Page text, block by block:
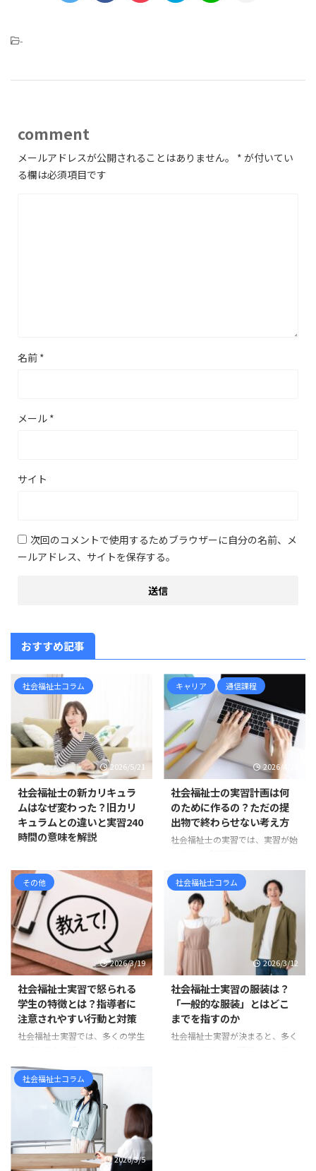
-
comment
メールアドレスが公開されることはありません。 * が付いてい
る欄は必須項目です
名前 *
メール *
サイト
次回のコメントで使用するためブラウザーに自分の名前、メ
ールアドレス、サイトを保存する。
おすすめ記事
社会福祉士コラム
2026/5/21
社会福祉士の新カリキュラ
ムはなぜ変わった？旧カリ
キュラムとの違いと実習240
時間の意味を解説
すでに現在の標準です 社会福祉
士を目指して情報収集をしている
と、 「新カリキュラム」「旧カ
リキュラム」「相談援助実習」
「ソーシャルワーク実習」「実習
180時間」「実習240時間」 とい
った言葉が出てきて、混乱してし
まう方も多いのではないでしょう
か。 まず整理しておくと、社会
福祉士の新カリキュラムは、令和
3年度、つまり2021年度入学者か
ら順次導入されています。 ま
た、国家試験については、令和6
れた第37回社会福祉士国家試験
から、新しい試験科目が ...
キャリア 通信課程
2026/4/28
社会福祉士の実習計画は何
のために作るの？ただの提
出物で終わらせない考え方
社会福祉士の実習では、実習が始
す。 しかし、実習計画について、
「学校のカリキュラムに入ってい
るから作るもの」「とりあえず提
出しなければならないもの」「何
を書けばよいのか分からないけれ
ど、形だけ整えるもの」 と感じ
ている方も多いのではないでしょ
うか。 たしかに、実習計画は学
つです。そのため、どうして
も“課題”や“提出物”として捉えら
れがちです。 しかし実際には、
実習計画には思っている以上に大
その他
2026/3/19
社会福祉士実習で怒られる
学生の特徴とは？指導者に
注意されやすい行動と対策
社会福祉士実習では、多くの学生
う」と不安に感じます。 実際、
実習中に指導を受ける場面は少な
くありません。しかし、その多く
は能力の問題ではなく、基本的な
姿勢やマナーに関するものです。
実習先の職員は、学生を厳しく指
導したいわけではありません。む
しろ「福祉職として大切な姿勢」
社会福祉士コラム
2026/3/12
社会福祉士実習の服装は？
「一般的な服装」とはどこ
までを指すのか
社会福祉士実習が決まると、多く
社会福祉士コラム
2026/3/5